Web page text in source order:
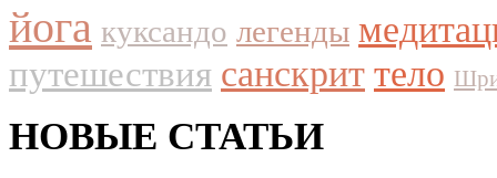
йога куксандо легенды
путешествия санскрит тело
НОВЫЕ СТАТЬИ